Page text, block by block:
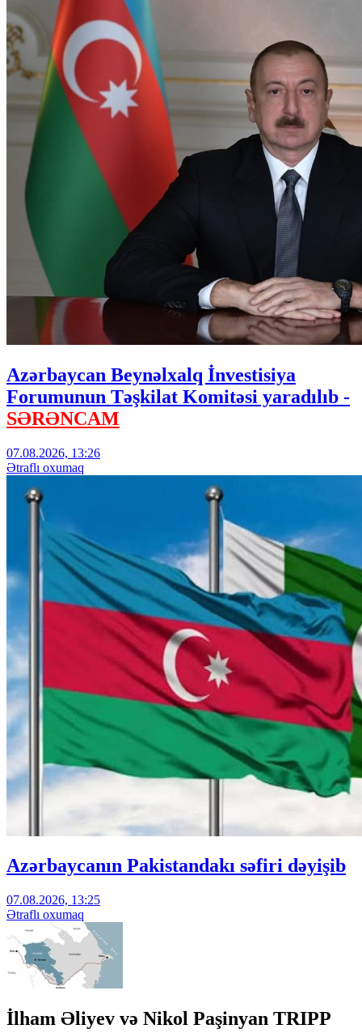
Azərbaycan Beynəlxalq İnvestisiya
Forumunun Təşkilat Komitəsi yaradılıb -
SƏRƏNCAM
07.08.2026, 13:26
Ətraflı oxumaq
Azərbaycanın Pakistandakı səfiri dəyişib
07.08.2026, 13:25
Ətraflı oxumaq
İlham Əliyev və Nikol Paşinyan TRIPP